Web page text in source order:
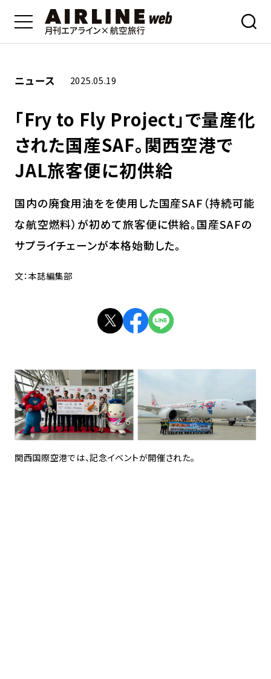
ニュース 2025.05.19
「Fry to Fly Project」で量産化
された国産SAF。関西空港で
JAL旅客便に初供給
国内の廃食用油をを使用した国産SAF（持続可能
な航空燃料）が初めて旅客便に供給。国産SAFの
サプライチェーンが本格始動した。
文：本誌編集部
関西国際空港では、記念イベントが開催された。